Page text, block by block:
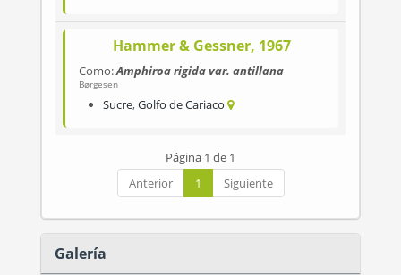
Hammer & Gessner, 1967
Como:Amphiroa rigida var. antillana
Børgesen
Sucre,Golfo de Cariaco
Página 1 de 1
Anterior
1 Siguiente
Galería